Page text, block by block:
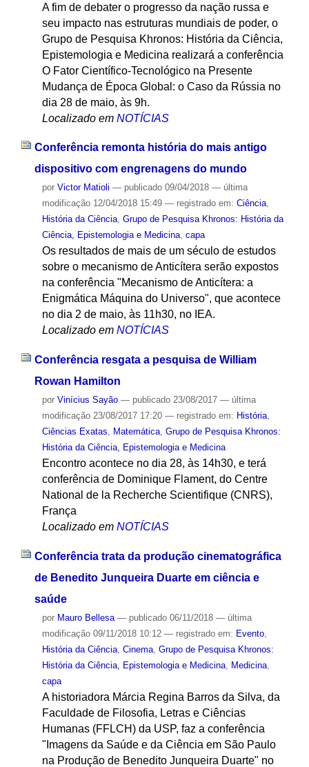
A fim de debater o progresso da nação russa e
seu impacto nas estruturas mundiais de poder, o
Grupo de Pesquisa Khronos: História da Ciência,
Epistemologia e Medicina realizará a conferência
O Fator Científico-Tecnológico na Presente
Mudança de Época Global: o Caso da Rússia no
dia 28 de maio, às 9h.
Localizado em NOTÍCIAS
Conferência remonta história do mais antigo
dispositivo com engrenagens do mundo
por Victor Matioli — publicado09/04/2018 — última
modificação12/04/2018 15:49 — registrado em: Ciência,
História da Ciência, Grupo de Pesquisa Khronos: História da
Ciência, Epistemologia e Medicina, capa
Os resultados de mais de um século de estudos
sobre o mecanismo de Anticítera serão expostos
na conferência "Mecanismo de Anticítera: a
Enigmática Máquina do Universo", que acontece
no dia 2 de maio, às 11h30, no IEA.
Localizado em NOTÍCIAS
Conferência resgata a pesquisa de William
Rowan Hamilton
por Vinícius Sayão — publicado23/08/2017 — última
modificação23/08/2017 17:20 — registrado em: História,
Ciências Exatas, Matemática, Grupo de Pesquisa Khronos:
História da Ciência, Epistemologia e Medicina
Encontro acontece no dia 28, às 14h30, e terá
conferência de Dominique Flament, do Centre
National de la Recherche Scientifique (CNRS),
França
Localizado em NOTÍCIAS
Conferência trata da produção cinematográfica
de Benedito Junqueira Duarte em ciência e
saúde
por Mauro Bellesa — publicado06/11/2018 — última
modificação09/11/2018 10:12 — registrado em: Evento,
História da Ciência, Cinema, Grupo de Pesquisa Khronos:
História da Ciência, Epistemologia e Medicina, Medicina,
capa
A historiadora Márcia Regina Barros da Silva, da
Faculdade de Filosofia, Letras e Ciências
Humanas (FFLCH) da USP, faz a conferência
"Imagens da Saúde e da Ciência em São Paulo
na Produção de Benedito Junqueira Duarte" no